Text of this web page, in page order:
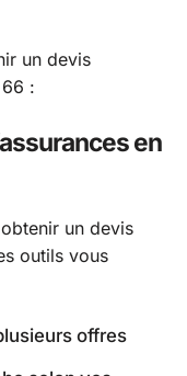
un devis
:
en
un devis
outils vous
offres